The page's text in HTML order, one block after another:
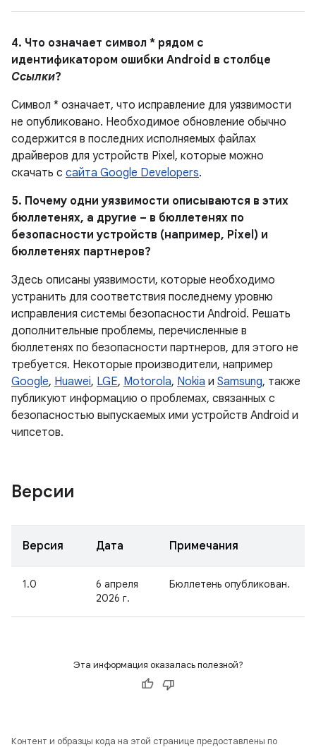
4. Что означает символ * рядом с
идентификатором ошибки Android в столбце
Ссылки?
Символ * означает, что исправление для уязвимости
не опубликовано. Необходимое обновление обычно
содержится в последних исполняемых файлах
драйверов для устройств Pixel, которые можно
скачать с сайта Google Developers.
5. Почему одни уязвимости описываются в этих
бюллетенях, а другие – в бюллетенях по
безопасности устройств (например, Pixel) и
бюллетенях партнеров?
Здесь описаны уязвимости, которые необходимо
устранить для соответствия последнему уровню
исправления системы безопасности Android. Решать
дополнительные проблемы, перечисленные в
бюллетенях по безопасности партнеров, для этого не
требуется. Некоторые производители, например
Google, Huawei, LGE, Motorola, Nokia и Samsung, также
публикуют информацию о проблемах, связанных с
безопасностью выпускаемых ими устройств Android и
чипсетов.
Версии
Версия Дата Примечания
1.0
6 апреля
2026 г.
Бюллетень опубликован.
Эта информация оказалась полезной?
Контент и образцы кода на этой странице предоставлены по